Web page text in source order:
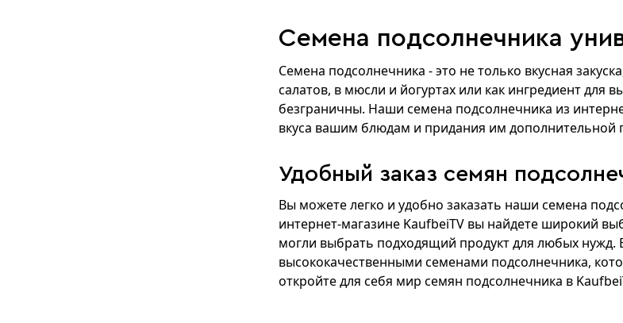
Семена подсолнечника
Семена подсолнечника - это не только вкусная
салатов, в мюсли и йогуртах или как ингредиент для
безграничны. Наши семена подсолнечника из
вкуса вашим блюдам и придания им дополнительной
Удобный заказ семян
Вы можете легко и удобно заказать наши семена
интернет-магазине KaufbeiTV вы найдете широкий
могли выбрать подходящий продукт для любых
высококачественными семенами подсолнечника,
откройте для себя мир семян подсолнечника в